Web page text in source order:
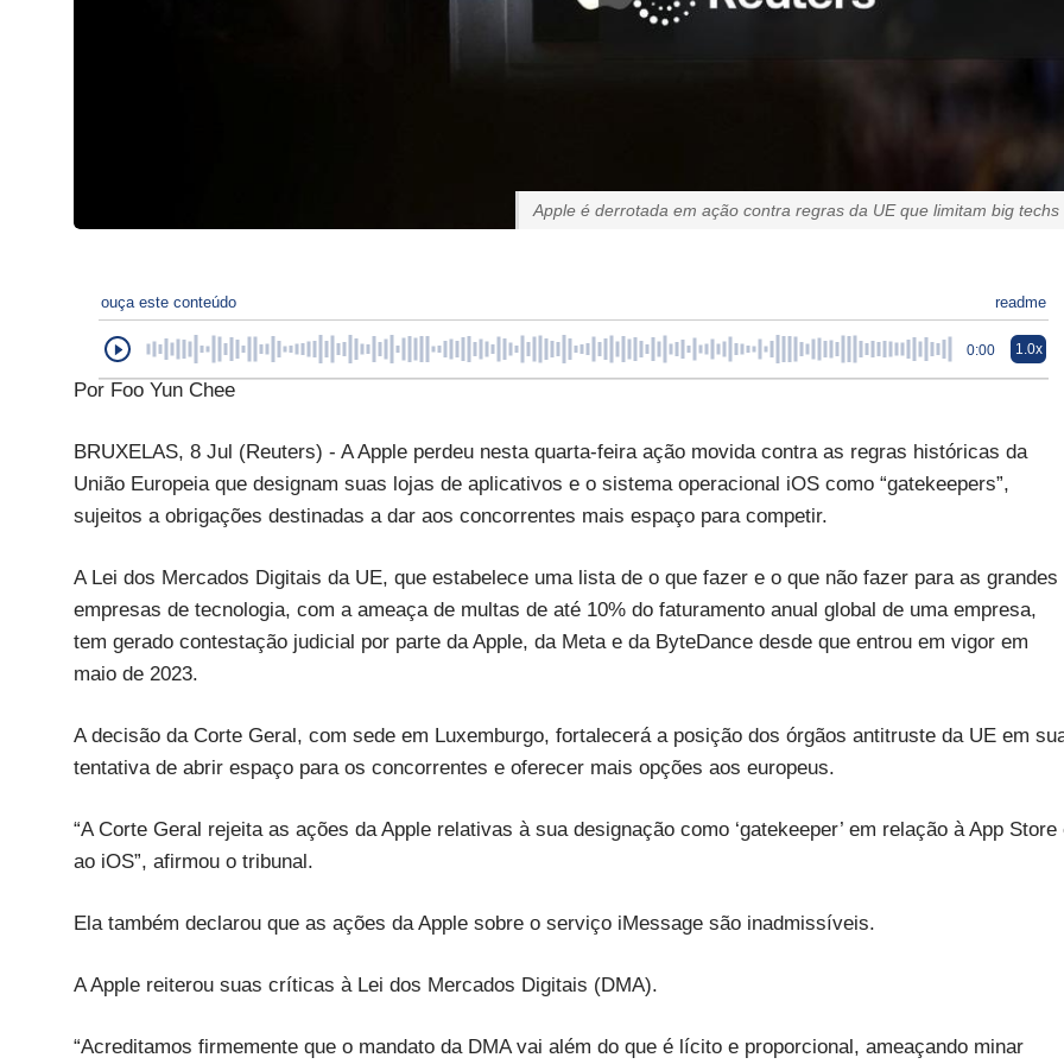
Apple é derrotada em ação contra regras da UE que limitam big techs
ouça este conteúdo readme
0:00 1.0x
Por Foo Yun Chee
BRUXELAS, 8 Jul (Reuters) - A Apple perdeu nesta quarta-feira ação movida contra as regras históricas da
União Europeia que designam suas lojas de aplicativos e o sistema operacional iOS como “gatekeepers”,
sujeitos a obrigações destinadas a dar aos concorrentes mais espaço para competir.
A Lei dos Mercados Digitais da UE, que estabelece uma lista de o que fazer e o que não fazer para as grandes
empresas de tecnologia, com a ameaça de multas de até 10% do faturamento anual global de uma empresa,
tem gerado contestação judicial por parte da Apple, da Meta e da ByteDance desde que entrou em vigor em
maio de 2023.
A decisão da Corte Geral, com sede em Luxemburgo, fortalecerá a posição dos órgãos antitruste da UE em
tentativa de abrir espaço para os concorrentes e oferecer mais opções aos europeus.
“A Corte Geral rejeita as ações da Apple relativas à sua designação como ‘gatekeeper’ em relação à App Store
ao iOS”, afirmou o tribunal.
Ela também declarou que as ações da Apple sobre o serviço iMessage são inadmissíveis.
A Apple reiterou suas críticas à Lei dos Mercados Digitais (DMA).
“Acreditamos firmemente que o mandato da DMA vai além do que é lícito e proporcional, ameaçando minar